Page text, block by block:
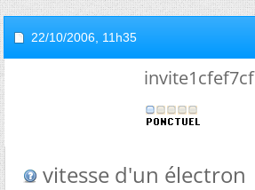
22/10/2006, 11h35
invite1cfef7cf
vitesse d'un électron